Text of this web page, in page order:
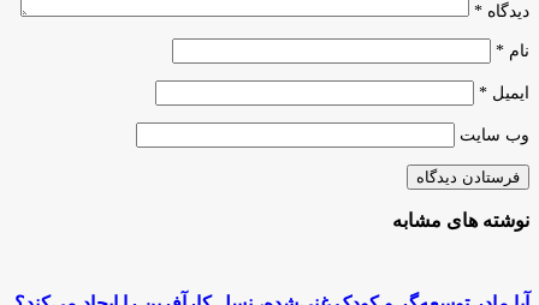
دیدگاه *
نام *
ایمیل *
وب‌ سایت
نوشته های مشابه